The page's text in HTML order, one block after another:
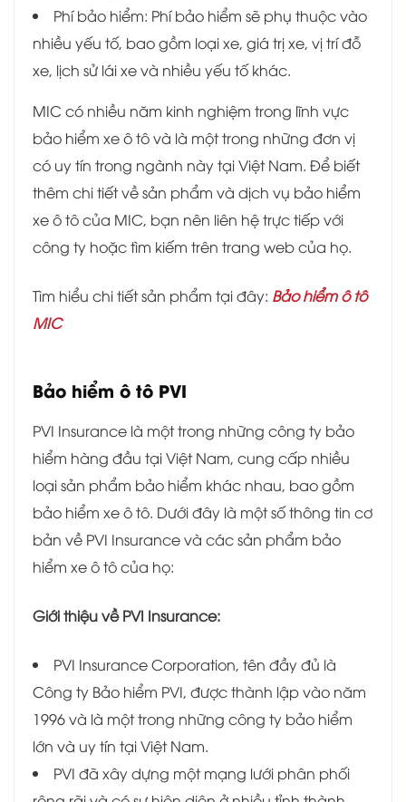
Phí bảo hiểm: Phí bảo hiểm sẽ phụ thuộc vào
nhiều yếu tố, bao gồm loại xe, giá trị xe, vị trí đỗ
xe, lịch sử lái xe và nhiều yếu tố khác.
MIC có nhiều năm kinh nghiệm trong lĩnh vực
bảo hiểm xe ô tô và là một trong những đơn vị
có uy tín trong ngành này tại Việt Nam. Để biết
thêm chi tiết về sản phẩm và dịch vụ bảo hiểm
xe ô tô của MIC, bạn nên liên hệ trực tiếp với
công ty hoặc tìm kiếm trên trang web của họ.
Tìm hiểu chi tiết sản phẩm tại đây: Bảo hiểm ô tô
MIC
Bảo hiểm ô tô PVI
PVI Insurance là một trong những công ty bảo
hiểm hàng đầu tại Việt Nam, cung cấp nhiều
loại sản phẩm bảo hiểm khác nhau, bao gồm
bảo hiểm xe ô tô. Dưới đây là một số thông tin cơ
bản về PVI Insurance và các sản phẩm bảo
hiểm xe ô tô của họ:
Giới thiệu về PVI Insurance:
PVI Insurance Corporation, tên đầy đủ là
Công ty Bảo hiểm PVI, được thành lập vào năm
1996 và là một trong những công ty bảo hiểm
lớn và uy tín tại Việt Nam.
PVI đã xây dựng một mạng lưới phân phối